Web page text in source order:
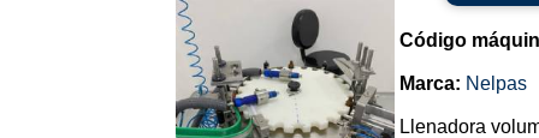
Código
Marca: Nelpas
Llenadora